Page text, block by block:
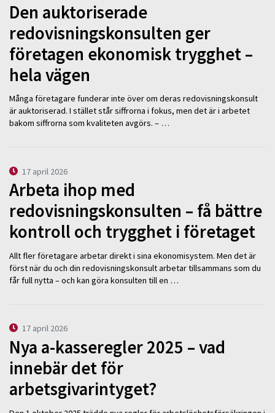
Den auktoriserade
redovisningskonsulten ger
företagen ekonomisk trygghet –
hela vägen
Många företagare funderar inte över om deras redovisningskonsult
är auktoriserad. I stället står siffrorna i fokus, men det är i arbetet
bakom siffrorna som kvaliteten avgörs. – …
17 april 2026
Arbeta ihop med
redovisningskonsulten – få bättre
kontroll och trygghet i företaget
Allt fler företagare arbetar direkt i sina ekonomisystem. Men det är
först när du och din redovisningskonsult arbetar tillsammans som du
får full nytta – och kan göra konsulten till en …
17 april 2026
Nya a-kasseregler 2025 – vad
innebär det för
arbetsgivarintyget?